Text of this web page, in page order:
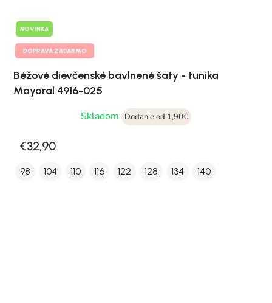
NOVINKA
DOPRAVA ZADARMO
Béžové dievčenské bavlnené šaty - tunika
Mayoral 4916-025
Skladom
Dodanie od 1,90€
€32,90
98 104 110 116 122 128 134 140